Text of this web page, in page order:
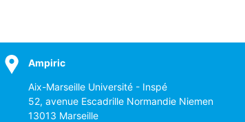
Ampiric
Aix-Marseille Université - Inspé
52, avenue Escadrille Normandie Niemen
13013 Marseille